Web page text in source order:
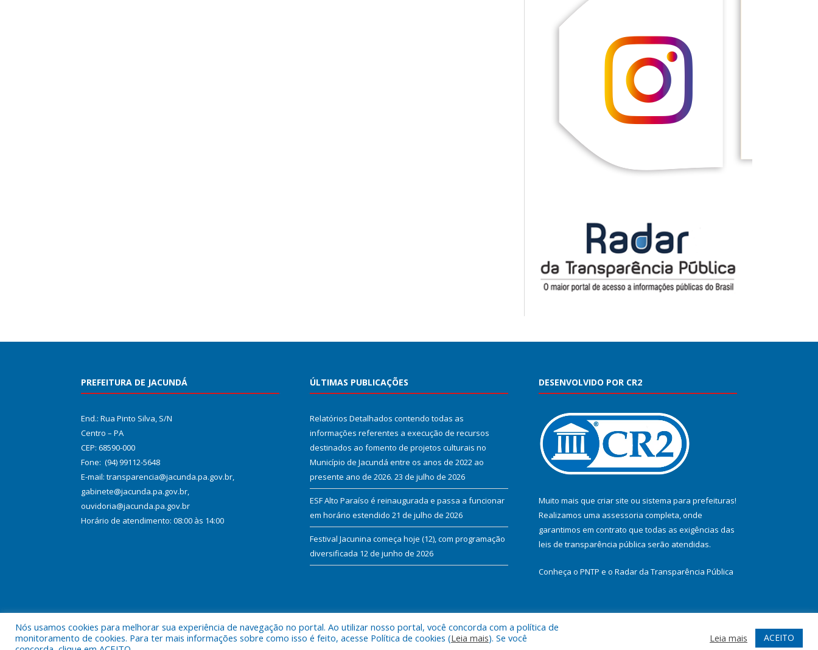
PREFEITURA DE JACUNDÁ
End.: Rua Pinto Silva, S/N
Centro – PA
CEP: 68590-000
Fone: (94) 99112-5648
E-mail: transparencia@jacunda.pa.gov.br,
gabinete@jacunda.pa.gov.br,
ouvidoria@jacunda.pa.gov.br
Horário de atendimento: 08:00 às 14:00
ÚLTIMAS PUBLICAÇÕES
Relatórios Detalhados contendo todas as
informações referentes a execução de recursos
destinados ao fomento de projetos culturais no
Município de Jacundá entre os anos de 2022 ao
presente ano de 2026. 23 de julho de 2026
ESF Alto Paraíso é reinaugurada e passa a funcionar
em horário estendido 21 de julho de 2026
Festival Jacunina começa hoje (12), com programação
diversificada 12 de junho de 2026
DESENVOLVIDO POR CR2
Muito mais que criar site ou sistema para prefeituras!
Realizamos uma assessoria completa, onde
garantimos em contrato que todas as exigências das
leis de transparência pública serão atendidas.
Conheça o PNTP e o Radar da Transparência Pública
Todos os direitos reservados a Prefeitura Municipal de Jacundá. Mapa do Site Acessar Webmail
Nós usamos cookies para melhorar sua experiência de navegação no portal. Ao utilizar nosso portal, você concorda com a política de
monitoramento de cookies. Para ter mais informações sobre como isso é feito, acesse Política de cookies (Leia mais). Se você
Leia mais ACEITO